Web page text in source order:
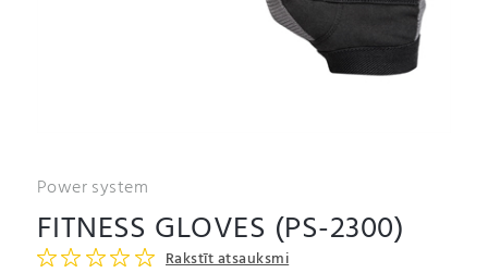
Power system
FITNESS GLOVES (PS-2300)
Rakstīt atsauksmi